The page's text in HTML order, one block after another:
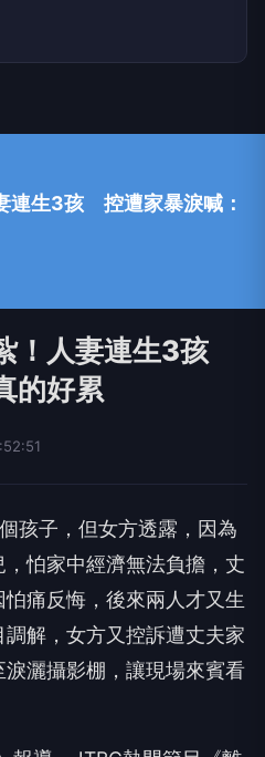
連生3孩 控遭家暴淚喊：
！人妻連生3孩
的好累
孩子，但女方透露，因為
怕家中經濟無法負擔，丈
痛反悔，後來兩人才又生
解，女方又控訴遭丈夫家
灑攝影棚，讓現場來賓看